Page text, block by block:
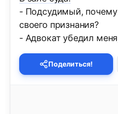
- Подсудимый, почему
своего признания?
- Адвокат убедил
Поделиться!